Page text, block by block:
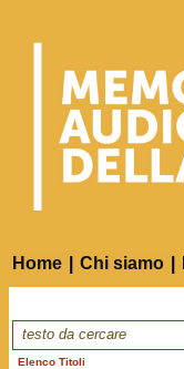
Home Chi siamo
Elenco Titoli